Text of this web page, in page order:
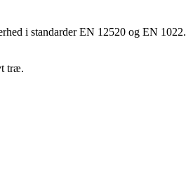
i standarder EN 12520 og EN 1022.
træ.